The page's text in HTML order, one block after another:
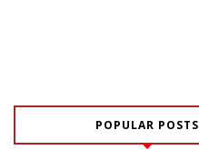
POPULAR POSTS